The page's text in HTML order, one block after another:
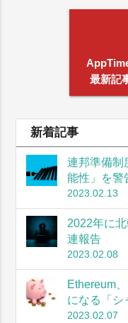
最新記
新着記事
連邦準備制
能性」を警
2023.02.13
2022年に
連報告
2023.02.08
Ethereum
になる「シ
2023.02.07